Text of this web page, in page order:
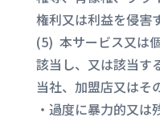
権利又は利益を侵害
(5) 本サービス又は
該当し、又は該当す
当社、加盟店又はそ
・過度に暴力的又